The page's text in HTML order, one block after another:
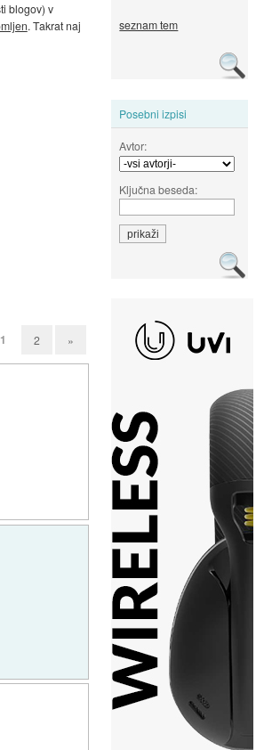
seznam tem
Posebni izpisi
Avtor:
Ključna beseda:
blogov) v
. Takrat naj
1 2 »